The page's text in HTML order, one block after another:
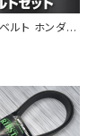
ルト ホンダ ラ
～H20.1
カー） 1本 HA